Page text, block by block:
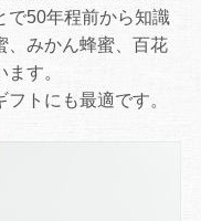
で50年程前から知識
、みかん蜂蜜、百花
す。
トにも最適です。